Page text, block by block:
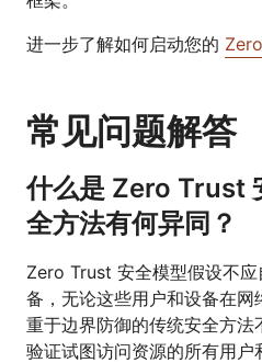
进一步了解如何启动您的
常见问题解答
什么是 Zero Trust
全方法有何异同？
Zero Trust 安全模型假设不
备，无论这些用户和设备在
重于边界防御的传统安全方
验证试图访问资源的所有用户